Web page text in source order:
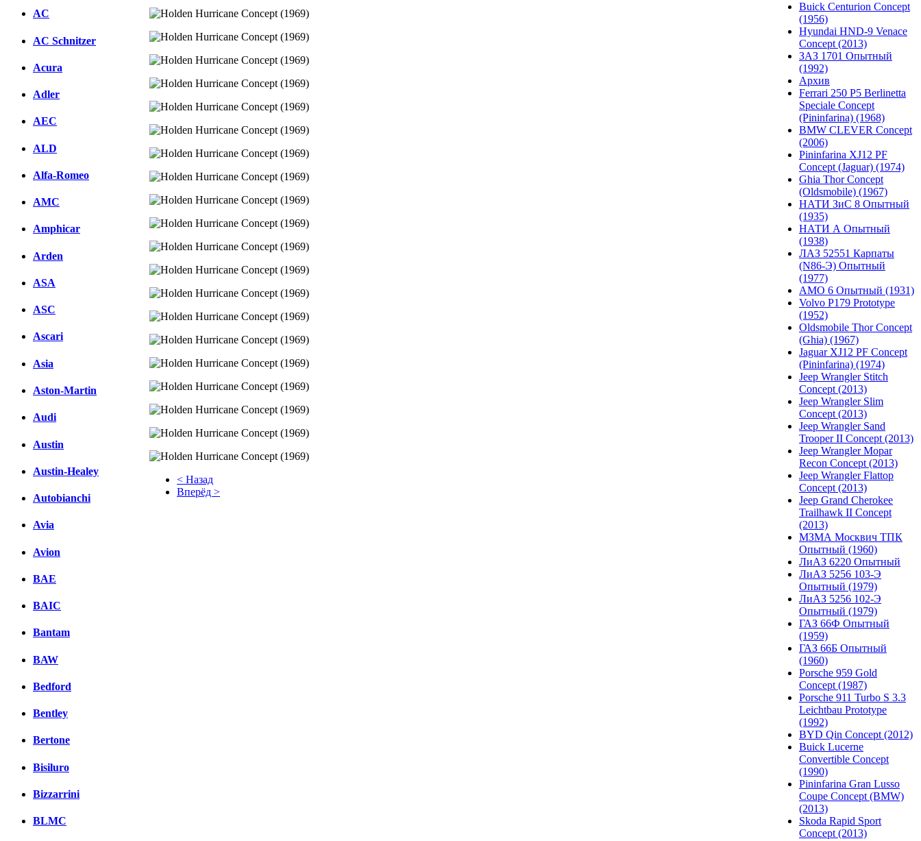
AC
AC Schnitzer
Acura
Adler
AEC
ALD
Alfa-Romeo
AMC
Amphicar
Arden
ASA
ASC
Ascari
Asia
Aston-Martin
Audi
Austin
Austin-Healey
Autobianchi
Avia
Avion
BAE
BAIC
Bantam
BAW
Bedford
Bentley
Bertone
Bisiluro
Bizzarrini
BLMC
< Назад
Вперёд >
Buick Centurion Concept
(1956)
Hyundai HND-9 Venace
Concept (2013)
ЗАЗ 1701 Опытный
(1992)
Архив
Ferrari 250 P5 Berlinetta
Speciale Concept
(Pininfarina) (1968)
BMW CLEVER Concept
(2006)
Pininfarina XJ12 PF
Concept (Jaguar) (1974)
Ghia Thor Concept
(Oldsmobile) (1967)
НАТИ ЗиС 8 Опытный
(1935)
НАТИ А Опытный
(1938)
ЛАЗ 52551 Карпаты
(N86-Э) Опытный
(1977)
АМО 6 Опытный (1931)
Volvo P179 Prototype
(1952)
Oldsmobile Thor Concept
(Ghia) (1967)
Jaguar XJ12 PF Concept
(Pininfarina) (1974)
Jeep Wrangler Stitch
Concept (2013)
Jeep Wrangler Slim
Concept (2013)
Jeep Wrangler Sand
Trooper II Concept (2013)
Jeep Wrangler Mopar
Recon Concept (2013)
Jeep Wrangler Flattop
Concept (2013)
Jeep Grand Cherokee
Trailhawk II Concept
(2013)
МЗМА Москвич ТПК
Опытный (1960)
ЛиАЗ 6220 Опытный
ЛиАЗ 5256 103-Э
Опытный (1979)
ЛиАЗ 5256 102-Э
Опытный (1979)
ГАЗ 66Ф Опытный
(1959)
ГАЗ 66Б Опытный
(1960)
Porsche 959 Gold
Concept (1987)
Porsche 911 Turbo S 3.3
Leichtbau Prototype
(1992)
BYD Qin Concept (2012)
Buick Lucerne
Convertible Concept
(1990)
Pininfarina Gran Lusso
Coupe Concept (BMW)
(2013)
Skoda Rapid Sport
Concept (2013)